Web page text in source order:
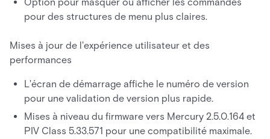
pour des structures de menu plus claires.
Mises à jour de l'expérience utilisateur et des
performances
L'écran de démarrage affiche le numéro de version
pour une validation de version plus rapide.
Mises à niveau du firmware vers Mercury 2.5.0.164 et
PIV Class 5.33.571 pour une compatibilité maximale.